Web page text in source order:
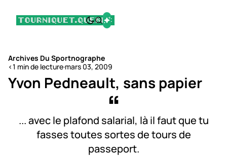
Archives Du Sportnographe
<1 min de lecture·mars 03, 2009
Yvon Pedneault, sans papier
... avec le plafond salarial, là il faut que tu
fasses toutes sortes de tours de
passeport.